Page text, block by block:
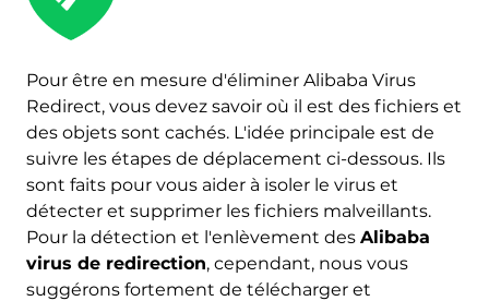
Pour être en mesure d'éliminer Alibaba Virus
Redirect, vous devez savoir où il est des fichiers et
des objets sont cachés. L'idée principale est de
suivre les étapes de déplacement ci-dessous. Ils
sont faits pour vous aider à isoler le virus et
détecter et supprimer les fichiers malveillants.
Pour la détection et l'enlèvement des Alibaba
virus de redirection, cependant, nous vous
suggérons fortement de télécharger et